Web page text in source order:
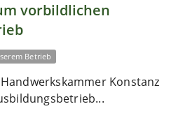
vorbildlichen
Betrieb
Konstanz